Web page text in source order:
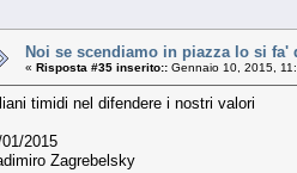
Noi se scendiamo in piazza lo si
« Risposta #35 inserito:: Gennaio 10, 2015,
timidi nel difendere i nostri valori
2015
Zagrebelsky